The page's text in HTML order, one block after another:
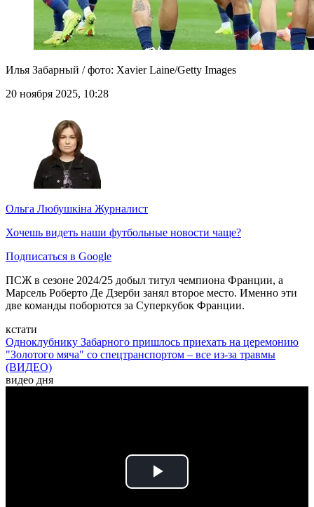
Илья Забарный / фото: Xavier Laine/Getty Images
20 ноября 2025, 10:28
Ольга Любушкіна Журналист
Хочешь видеть наши футбольные новости чаще?
Подписаться в Google
ПСЖ в сезоне 2024/25 добыл титул чемпиона Франции, а
Марсель Роберто Де Дзерби занял второе место. Именно эти
две команды поборются за Суперкубок Франции.
кстати
Одноклубнику Забарного пришлось приехать на церемонию
"Золотого мяча" со спецтранспортом – все из-за травмы
(ВИДЕО)
видео дня
Play